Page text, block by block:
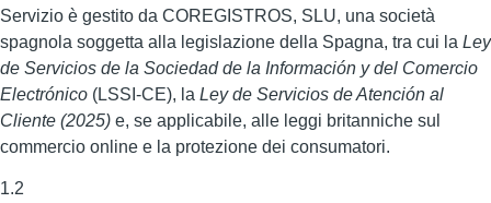
Servizio è gestito da COREGISTROS, SLU, una società
spagnola soggetta alla legislazione della Spagna, tra cui la Ley
de Servicios de la Sociedad de la Información y del Comercio
Electrónico (LSSI-CE), la Ley de Servicios de Atención al
Cliente (2025) e, se applicabile, alle leggi britanniche sul
commercio online e la protezione dei consumatori.
1.2